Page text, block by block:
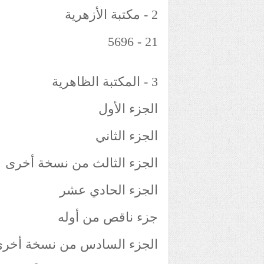
2 - مكتبة الأزهرية
21 - 5696
3 - المكتبة الظاهرية
الجزء الأول
الجزء الثاني
الجزء الثالث من نسخة أخرى
الجزء الحادي عشر
جزء ناقص من أوله
الجزء السادس من نسخة